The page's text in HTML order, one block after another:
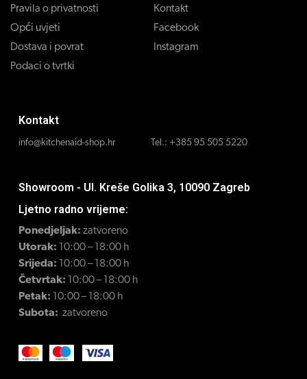
Pravila o privatnosti
Opći uvjeti
Dostava i povrat
Podaci o tvrtki
Kontakt
Facebook
Instagram
Kontakt
info@kitchenaid-shop.hr Tel.: +385 95 505 5220
Showroom - Ul. Kreše Golika 3, 10090 Zagreb
Ljetno radno vrijeme:
Ponedjeljak: zatvoreno
Utorak: 10:00 – 18:00 h
Srijeda: 10:00 – 18:00 h
Četvrtak: 10:00 – 18:00 h
Petak: 10:00 – 18:00 h
Subota: zatvoreno